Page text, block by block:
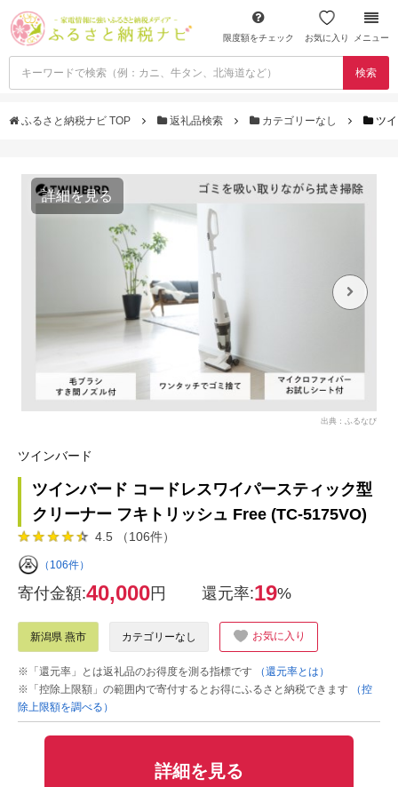
限度額をチェック お気に入り メニュー
検索
ふるさと納税ナビ TOP 返礼品検索 カテゴリーなし ツ
詳細を見る
出典：ふるなび
ツインバード
ツインバード コードレスワイパースティック型
クリーナー フキトリッシュ Free (TC-5175VO)
4.5 （106件）
（106件）
寄付金額:40,000円 還元率:19%
新潟県 燕市 カテゴリーなし お気に入り
※「還元率」とは返礼品のお得度を測る指標です
（還元率とは）
※「控除上限額」の範囲内で寄付するとお得にふるさと納税できます
（控
除上限額を調べる）
詳細を見る